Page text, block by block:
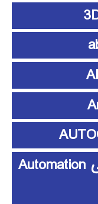
آموزش اتوماسیون صنعتی Automation